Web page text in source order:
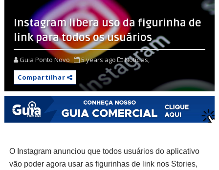
Instagram libera uso da figurinha de
link para todos os usuários
Guia Ponto Novo 5 years ago
Notícias,
Compartilhar
O Instagram anunciou que todos usuários do aplicativo
vão poder agora usar as figurinhas de link nos Stories,